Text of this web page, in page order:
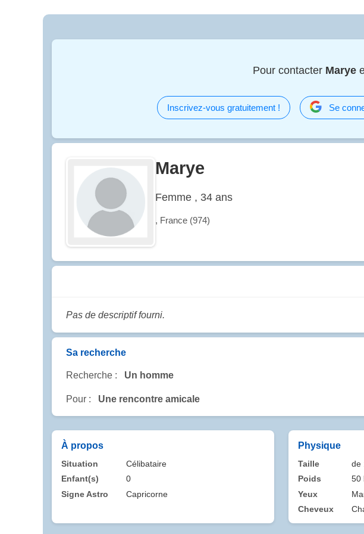
Pour contacter Marye
Inscrivez-vous gratuitement ! Se
Marye
Femme , 34 ans
, France (974)
Pas de descriptif fourni.
Sa recherche
Recherche : Un homme
Pour : Une rencontre amicale
À propos
Situation
Célibataire
Enfant(s)
0
Signe Astro
Capricorne
Physique
Taille
de
Poids
50
Yeux
Cheveux